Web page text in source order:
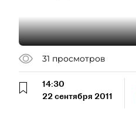
31 просмотров
14:30
22 сентября 2011